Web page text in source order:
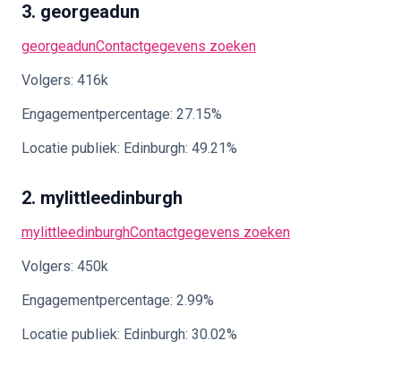
3. georgeadun
georgeadunContactgegevens zoeken
Volgers: 416k
Engagementpercentage: 27.15%
Locatie publiek: Edinburgh: 49.21%
2. mylittleedinburgh
mylittleedinburghContactgegevens zoeken
Volgers: 450k
Engagementpercentage: 2.99%
Locatie publiek: Edinburgh: 30.02%